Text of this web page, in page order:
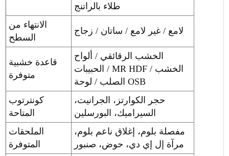
طلاء بالراتنج
الانتهاء من
السطح
لامع / غير لامع / ساتان / زجاج
قاعدة خشبية
متوفرة
الخشب الرقائقي / ألواح
الحبيبات / MR HDF / الخشب
الصلب / لوحة OSB
كونترتوب
المتاحة
حجر الكوارتز، الجرانيت،
السيراميك، البورسلين
الملحقات
المتوفرة
مفصلة بلوم، إغلاق ناعم بلوم،
مرآة إل إي دي، حوض، صنبور